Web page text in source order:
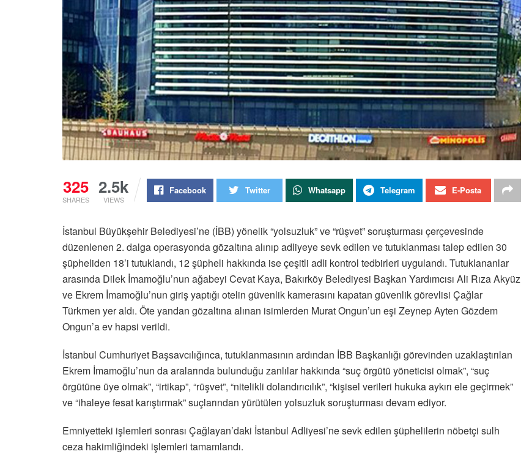
325
SHARES
2.5k
VIEWS
Facebook Twitter Whatsapp Telegram E-Posta
İstanbul Büyükşehir Belediyesi’ne (İBB) yönelik “yolsuzluk” ve “rüşvet” soruşturması çerçevesinde
düzenlenen 2. dalga operasyonda gözaltına alınıp adliyeye sevk edilen ve tutuklanması talep edilen 30
şüpheliden 18’i tutuklandı, 12 şüpheli hakkında ise çeşitli adli kontrol tedbirleri uygulandı. Tutuklananlar
arasında Dilek İmamoğlu’nun ağabeyi Cevat Kaya, Bakırköy Belediyesi Başkan Yardımcısı Ali Rıza Akyüz
ve Ekrem İmamoğlu’nun giriş yaptığı otelin güvenlik kamerasını kapatan güvenlik görevlisi Çağlar
Türkmen yer aldı. Öte yandan gözaltına alınan isimlerden Murat Ongun’un eşi Zeynep Ayten Gözdem
Ongun’a ev hapsi verildi.
İstanbul Cumhuriyet Başsavcılığınca, tutuklanmasının ardından İBB Başkanlığı görevinden uzaklaştırılan
Ekrem İmamoğlu’nun da aralarında bulunduğu zanlılar hakkında “suç örgütü yöneticisi olmak”, “suç
örgütüne üye olmak”, “irtikap”, “rüşvet”, “nitelikli dolandırıcılık”, “kişisel verileri hukuka aykırı ele geçirmek”
ve “ihaleye fesat karıştırmak” suçlarından yürütülen yolsuzluk soruşturması devam ediyor.
Emniyetteki işlemleri sonrası Çağlayan’daki İstanbul Adliyesi’ne sevk edilen şüphelilerin nöbetçi sulh
ceza hakimliğindeki işlemleri tamamlandı.